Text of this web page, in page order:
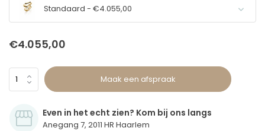
Standaard - €4.055,00
€4.055,00
Maak een afspraak
Even in het echt zien? Kom bij ons langs
Anegang 7, 2011 HR Haarlem